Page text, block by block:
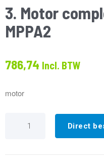
3. Motor
MPPA2
786,74 Incl. BTW
motor
Direct